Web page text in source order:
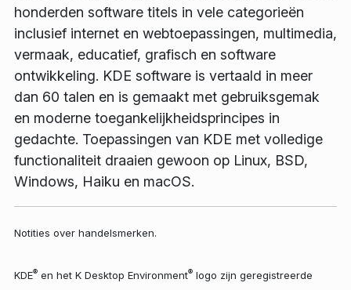
honderden software titels in vele categorieën
inclusief internet en webtoepassingen, multimedia,
vermaak, educatief, grafisch en software
ontwikkeling. KDE software is vertaald in meer
dan 60 talen en is gemaakt met gebruiksgemak
en moderne toegankelijkheidsprincipes in
gedachte. Toepassingen van KDE met volledige
functionaliteit draaien gewoon op Linux, BSD,
Windows, Haiku en macOS.
Notities over handelsmerken.
KDE® en het K Desktop Environment® logo zijn geregistreerde